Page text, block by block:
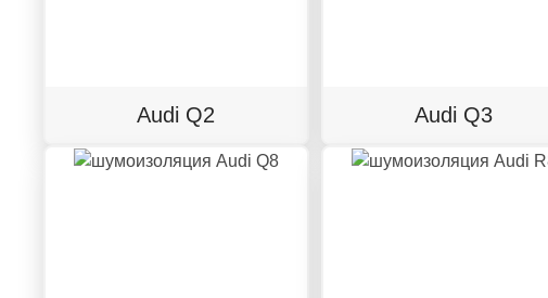
Audi Q2 Audi Q3